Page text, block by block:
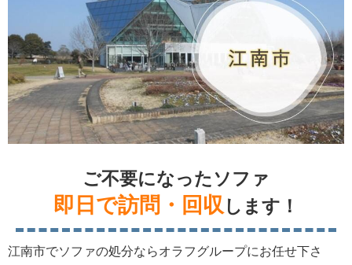
ご不要になったソファ
即日で訪問・回収 します！
江南市でソファの処分ならオラフグループにお任せ下さ